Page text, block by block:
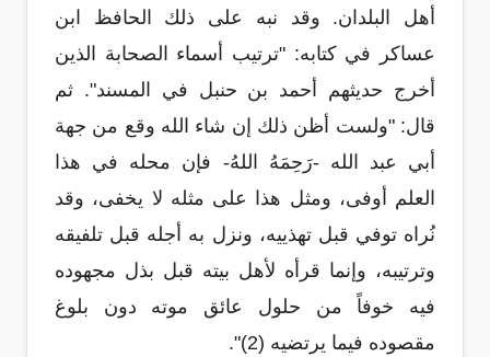
أهل البلدان. وقد نبه على ذلك الحافظ ابن
عساكر في كتابه: "ترتيب أسماء الصحابة الذين
أخرج حديثهم أحمد بن حنبل في المسند". ثم
قال: "ولست أظن ذلك إن شاء الله وقع من جهة
أبي عبد الله -رَحِمَهُ اللهُ- فإن محله في هذا
العلم أوفى، ومثل هذا على مثله لا يخفى، وقد
نُراه توفي قبل تهذييه، ونزل به أجله قبل تلفيقه
وترتيبه، وإنما قرأه لأهل بيته قبل بذل مجهوده
فيه خوفاً من حلول عائق موته دون بلوغ
مقصوده فيما يرتضيه (2)".